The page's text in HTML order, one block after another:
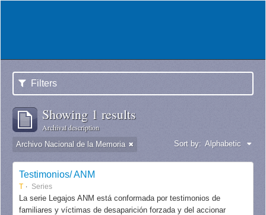
Filters
Showing 1 results
Archival description
Archivo Nacional de la Memoria Sort by: Alphabetic
Testimonios/ ANM
T Series
La serie Legajos ANM está conformada por testimonios de
familiares y víctimas de desaparición forzada y del accionar